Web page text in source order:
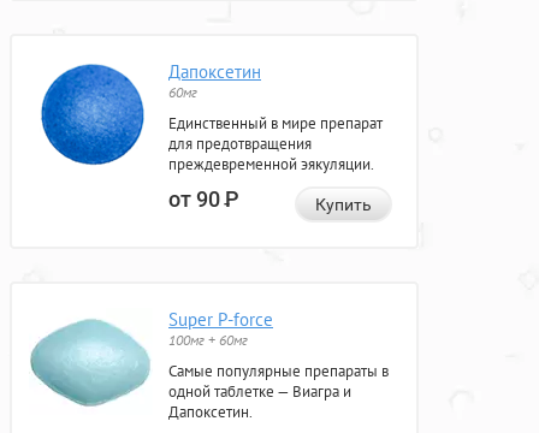
Дапоксетин
60мг
Единственный в мире препарат
для предотвращения
преждевременной эякуляции.
от 90Р Купить
Super P-force
100мг + 60мг
Самые популярные препараты в
одной таблетке — Виагра и
Дапоксетин.